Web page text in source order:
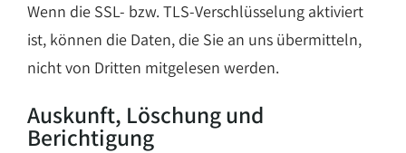
Wenn die SSL- bzw. TLS-Verschlüsselung aktiviert
ist, können die Daten, die Sie an uns übermitteln,
nicht von Dritten mitgelesen werden.
Auskunft, Löschung und
Berichtigung